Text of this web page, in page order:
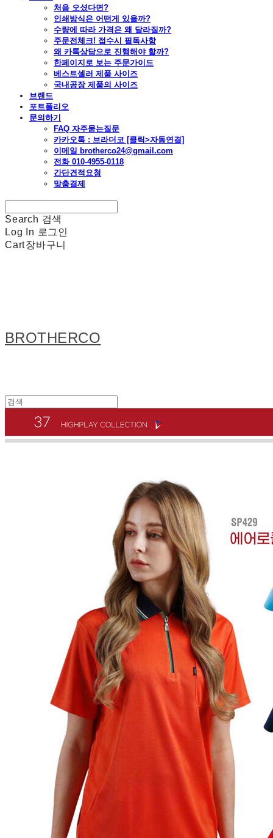
처음 오셨다면?
인쇄방식은 어떤게 있을까?
수량에 따라 가격은 왜 달라질까?
주문전체크! 접수시 필독사항
왜 카톡상담으로 진행해야 할까?
한페이지로 보는 주문가이드
베스트셀러 제품 사이즈
국내공장 제품의 사이즈
브랜드
포트폴리오
문의하기
FAQ 자주묻는질문
카카오톡 : 브라더코 [클릭>자동연결]
이메일 brotherco24@gmail.com
전화 010-4955-0118
간단견적요청
맞춤결제
Search 검색
Log In 로그인
Cart장바구니
BROTHERCO